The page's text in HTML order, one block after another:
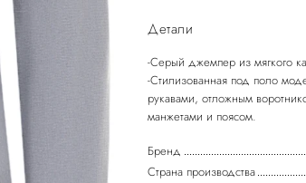
Детали
-Серый джемпер из мягкого
-Стилизованная под поло
рукавами, отложным
Бренд
Страна производства